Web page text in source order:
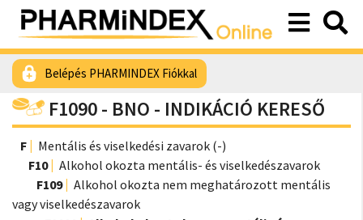
Belépés PHARMINDEX Fiókkal
F1090 - BNO - INDIKÁCIÓ KERESŐ
F
Mentális és viselkedési zavarok (-)
F10
Alkohol okozta mentális- és viselkedészavarok
F109
Alkohol okozta nem meghatározott mentális
vagy viselkedészavarok